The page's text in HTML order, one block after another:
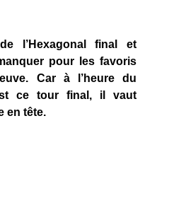
l’Hexagonal final et
pour les favoris
Car à l’heure du
ce tour final, il vaut
en tête.